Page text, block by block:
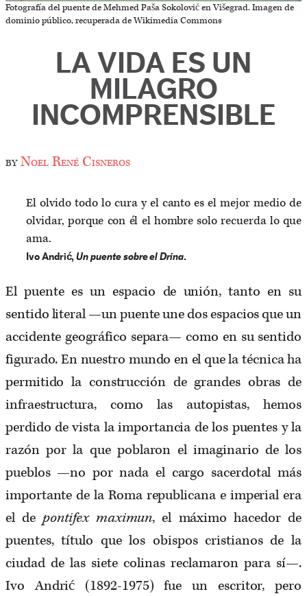
Fotografía del puente de Mehmed Paša Sokolović en Višegrad. Imagen de
dominio público, recuperada de Wikimedia Commons
LA VIDA ES UN
MILAGRO
INCOMPRENSIBLE
byNoel René Cisneros
El olvido todo lo cura y el canto es el mejor medio de
olvidar, porque con él el hombre solo recuerda lo que
ama.
Ivo Andrić,Un puente sobre el Drina.
El puente es un espacio de unión, tanto en su
sentido literal —un puente une dos espacios que un
accidente geográfico separa— como en su sentido
figurado. En nuestro mundo en el que la técnica ha
permitido la construcción de grandes obras de
infraestructura, como las autopistas, hemos
perdido de vista la importancia de los puentes y la
razón por la que poblaron el imaginario de los
pueblos —no por nada el cargo sacerdotal más
importante de la Roma republicana e imperial era
el depontifex maximun, el máximo hacedor de
puentes, título que los obispos cristianos de la
ciudad de las siete colinas reclamaron para sí—.
Ivo Andrić (1892-1975) fue un escritor, pero